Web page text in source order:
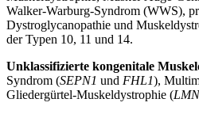
Walker-Warburg-Syndrom (WWS),
Dystroglycanopathie und
der Typen 10, 11 und 14.
Unklassifizierte kongenitale
Syndrom (SEPN1 und FHL1),
Gliedergürtel-Muskeldystrophie (